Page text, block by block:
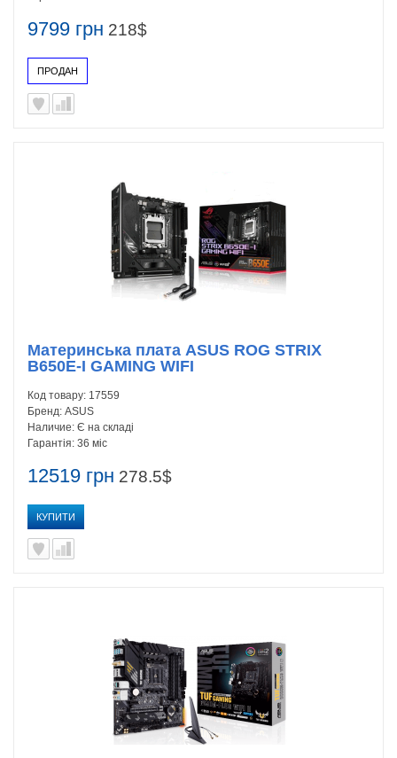
9799 грн 218$
ПРОДАН
12519 грн 278.5$
КУПИТИ
Материнська плата ASUS ROG STRIX
B650E-I GAMING WIFI
Код товару: 17559
Бренд: ASUS
Наличие: Є на складі
Гарантія: 36 міс